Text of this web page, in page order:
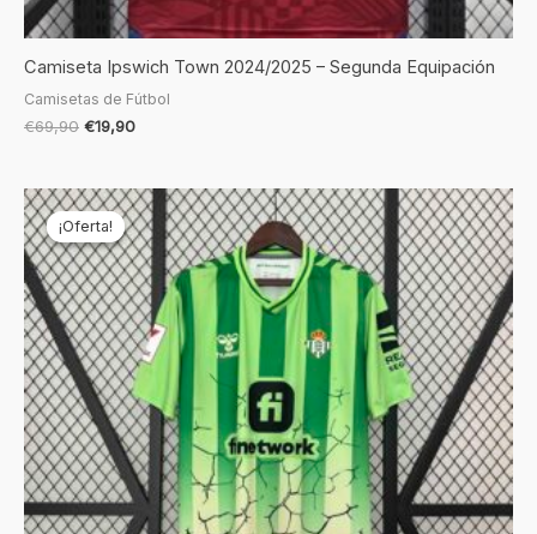
Camiseta Ipswich Town 2024/2025 – Segunda Equipación
Camisetas de Fútbol
€69,90 €19,90
¡Oferta!
¡Oferta!
El
precio
original
era:
€69,90.
El
precio
actual
es:
€19,90.